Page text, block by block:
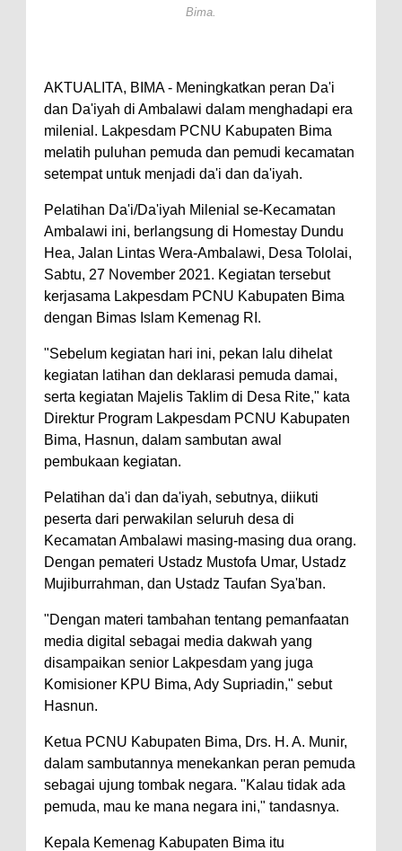
Kejari dan Kodim 1608
Nobar Piala Dunia Argentina vs
Inggris, Polres Bima Pererat
Silaturahmi dengan Masyarakat
Antusiasnya Warga dan Polisi
Nobar Bareng Laga Prancis vs
Spanyol di Mapolres Bima
Wali Kota Bima Tinjau Finalisasi
Pembangunan RSUD Kota Bima,
Pastikan Pemindahan Layanan
Berjalan Bertahap
"Polisi Peduli" Satsamapta
Polres Bima Bantu Warga Padolo
Atasi Krisis Air Bersih
Warga Tidak Layak Huni di
Kelurahan Oi Mbo, Dorong
Percepatan Bantuan BSPS
Wakil Wali Kota Bima
Konsultasikan Usulan Inpres
Jalan Daerah 2026 dan
Persiapan DAK 2027 ke BPJN
dan Penguatan Kolaborasi
Wali Kota Bima Hadiri Rakornas
Kelautan dan Perikanan
Bima.
AKTUALITA, BIMA - Meningkatkan peran Da'i
dan Da'iyah di Ambalawi dalam menghadapi era
milenial. Lakpesdam PCNU Kabupaten Bima
melatih puluhan pemuda dan pemudi kecamatan
setempat untuk menjadi da'i dan da'iyah.
Pelatihan Da'i/Da'iyah Milenial se-Kecamatan
Ambalawi ini, berlangsung di Homestay Dundu
Hea, Jalan Lintas Wera-Ambalawi, Desa Tololai,
Sabtu, 27 November 2021. Kegiatan tersebut
kerjasama Lakpesdam PCNU Kabupaten Bima
dengan Bimas Islam Kemenag RI.
"Sebelum kegiatan hari ini, pekan lalu dihelat
kegiatan latihan dan deklarasi pemuda damai,
serta kegiatan Majelis Taklim di Desa Rite," kata
Direktur Program Lakpesdam PCNU Kabupaten
Bima, Hasnun, dalam sambutan awal
pembukaan kegiatan.
Pelatihan da'i dan da'iyah, sebutnya, diikuti
peserta dari perwakilan seluruh desa di
Kecamatan Ambalawi masing-masing dua orang.
Dengan pemateri Ustadz Mustofa Umar, Ustadz
Mujiburrahman, dan Ustadz Taufan Sya'ban.
"Dengan materi tambahan tentang pemanfaatan
media digital sebagai media dakwah yang
disampaikan senior Lakpesdam yang juga
Komisioner KPU Bima, Ady Supriadin," sebut
Hasnun.
Ketua PCNU Kabupaten Bima, Drs. H. A. Munir,
dalam sambutannya menekankan peran pemuda
sebagai ujung tombak negara. "Kalau tidak ada
pemuda, mau ke mana negara ini," tandasnya.
Kepala Kemenag Kabupaten Bima itu